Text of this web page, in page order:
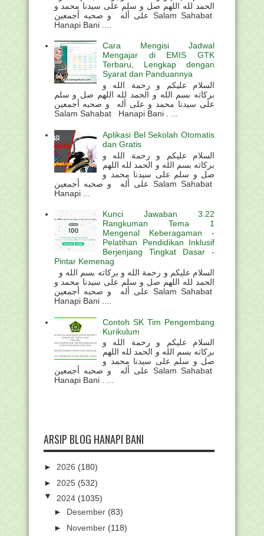
الحمد لله اللهم صل و سلم على سيدنا محمد و
على أله و صحبه أجمعين Salam Sahabat
Hanapi Bani ....
Cara Mengisi Jadwal
Mengajar di EMIS GTK
Terbaru, Lengkap dengan
Syarat dan Panduannya
السلام عليكم و رحمة الله و
بركاته بسم الله و الحمد لله اللهم صل و سلم
على سيدنا محمد و على أله و صحبه أجمعين
Salam Sahabat Hanapi Bani . ...
Aplikasi Bel Sekolah Otomatis
dan Gratis
السلام عليكم و رحمة الله و
بركاته بسم الله و الحمد لله اللهم
صل و سلم على سيدنا محمد و
على أله و صحبه أجمعين Salam Sahabat
Hanapi ...
Kunci Jawaban 3.22
Rangkuman Tema 1
Mengenal Keberagaman -
Pelatihan Pendidikan Inklusif
Berjenjang Tingkat Dasar -
Pintar Kemenag
الحمد لله اللهم صل و سلم على سيدنا محمد و
على أله و صحبه أجمعين Salam Sahabat
Hanapi Bani ....
Contoh SK Tim Pengembang
Kurikulum
السلام عليكم و رحمة الله و
بركاته بسم الله و الحمد لله اللهم
صل و سلم على سيدنا محمد و
على أله و صحبه أجمعين Salam Sahabat
Hanapi Bani . ...
ARSIP BLOG HANAPI BANI
► 2026 (180)
► 2025 (532)
▼ 2024 (1035)
► Desember (83)
► November (118)